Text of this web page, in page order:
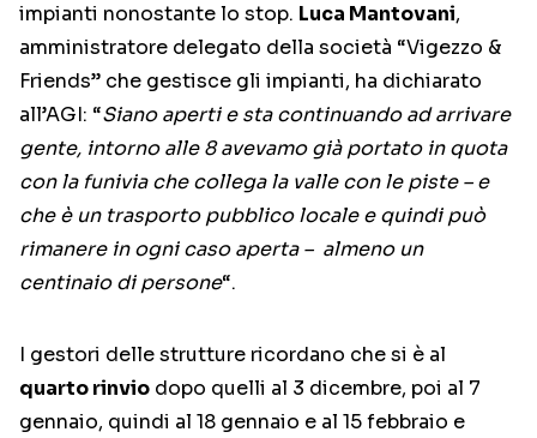
impianti nonostante lo stop. Luca Mantovani,
amministratore delegato della società “Vigezzo &
Friends” che gestisce gli impianti, ha dichiarato
all’AGI: “Siano aperti e sta continuando ad arrivare
gente, intorno alle 8 avevamo già portato in quota
con la funivia che collega la valle con le piste – e
che è un trasporto pubblico locale e quindi può
rimanere in ogni caso aperta – almeno un
centinaio di persone“.
I gestori delle strutture ricordano che si è al
quarto rinvio dopo quelli al 3 dicembre, poi al 7
gennaio, quindi al 18 gennaio e al 15 febbraio e